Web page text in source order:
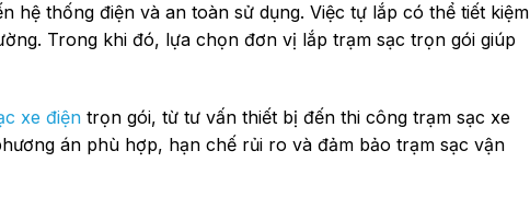
hệ thống điện và an toàn sử dụng. Việc tự lắp có thể tiết kiệm
Trong khi đó, lựa chọn đơn vị lắp trạm sạc trọn gói giúp
xe điện trọn gói, từ tư vấn thiết bị đến thi công trạm sạc xe
án phù hợp, hạn chế rủi ro và đảm bảo trạm sạc vận